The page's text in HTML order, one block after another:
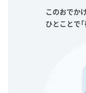
このおでか
ひとことで